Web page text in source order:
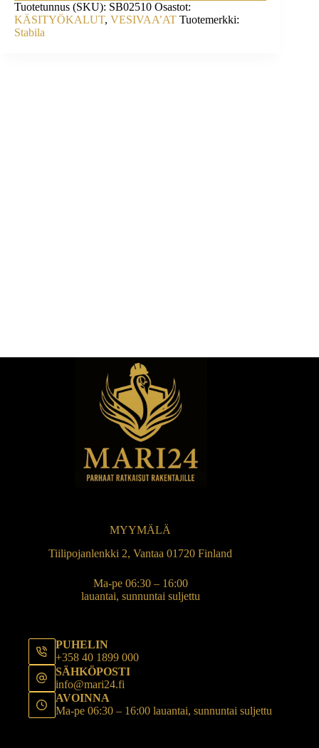
Tuotetunnus (SKU): SB02510 Osastot:
KÄSITYÖKALUT, VESIVAA’AT Tuotemerkki:
Stabila
MYYMÄLÄ
Tiilipojanlenkki 2, Vantaa 01720 Finland
Ma-pe 06:30 – 16:00
lauantai, sunnuntai suljettu
PUHELIN
+358 40 1899 000
SÄHKÖPOSTI
info@mari24.fi
AVOINNA
Ma-pe 06:30 – 16:00 lauantai, sunnuntai suljettu